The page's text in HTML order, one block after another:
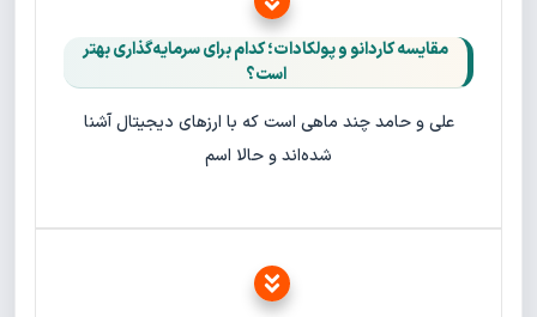
مقایسه کاردانو و پولکادات؛ کدام برای سرمایه‌گذاری بهتر
است؟
علی و حامد چند ماهی است که با ارزهای دیجیتال آشنا
شده‌اند و حالا اسم